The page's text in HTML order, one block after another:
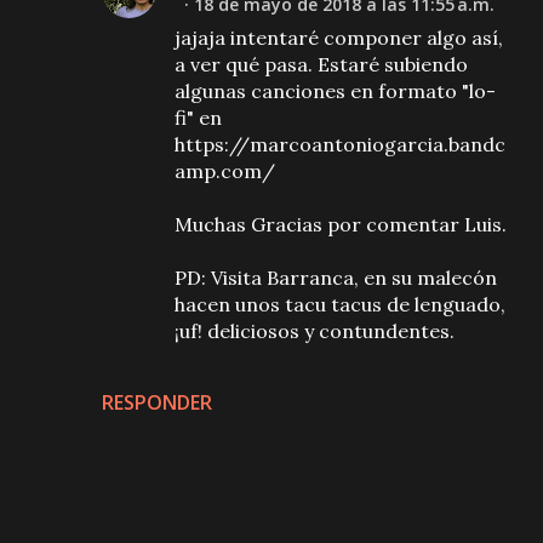
RESPONDER
jajaja intentaré componer algo así,
a ver qué pasa. Estaré subiendo
algunas canciones en formato "lo-
fi" en
https://marcoantoniogarcia.bandc
amp.com/
Muchas Gracias por comentar Luis.
PD: Visita Barranca, en su malecón
hacen unos tacu tacus de lenguado,
¡uf! deliciosos y contundentes.